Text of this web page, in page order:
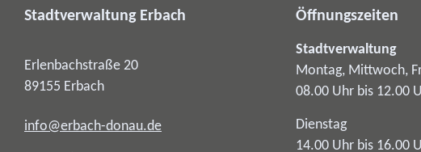
Stadtverwaltung Erbach
Erlenbachstraße 20
89155 Erbach
info@erbach-donau.de
Öffnungszeiten
Stadtverwaltung
Montag, Mittwoch,
08.00 Uhr bis 12.00
Dienstag
14.00 Uhr bis 16.00